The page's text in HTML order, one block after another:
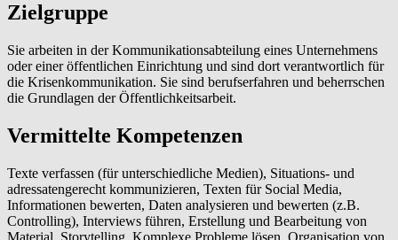
Zielgruppe
Sie arbeiten in der Kommunikationsabteilung eines Unternehmens
oder einer öffentlichen Einrichtung und sind dort verantwortlich für
die Krisenkommunikation. Sie sind berufserfahren und beherrschen
die Grundlagen der Öffentlichkeitsarbeit.
Vermittelte Kompetenzen
Texte verfassen (für unterschiedliche Medien), Situations- und
adressatengerecht kommunizieren, Texten für Social Media,
Informationen bewerten, Daten analysieren und bewerten (z.B.
Controlling), Interviews führen, Erstellung und Bearbeitung von
Material, Storytelling, Komplexe Probleme lösen, Organisation von